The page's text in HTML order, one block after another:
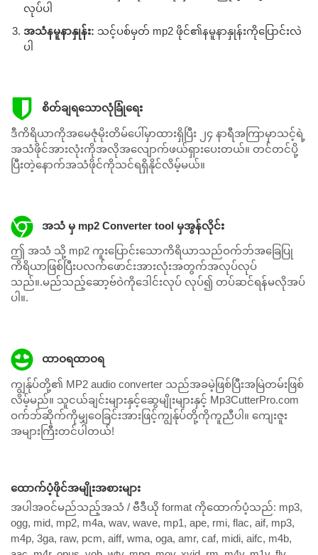
လုပ်ပါ
အသံနမူနာနှုန်း: သင့်ပစ်မှတ် mp2 ဖိုင်၏နမူနာနှုန်းကိုပြောင်းလဲ
ပါ
စိတ်ချရသောလုံခြုံရေး
ဒီကိရိယာကိုအမေဇုံမိုးတိမ်ပေါ်မှာထားရှိပြီး ၂၄ နာရီအကြာမှာသင့်ရဲ့
အသံဖိုင်အားလုံးကိုအလိုအလျောက်ဖယ်ရှားပေးတယ်။ တင်တင်ပို့
ပြီးတဲ့နောက်အသံဖိုင်ကိုသင်ရရှိနိုင်လိမ့်မယ်။
အသံ မှ mp2 Converter tool မှအွန်လိုင်း
ဤ အသံ သို့ mp2 ကူးပြောင်းသောကိရိယာသည်ဝက်ဘ်အခြေပြု
ကိရိယာဖြစ်ပြီးပလက်ဖောင်းအားလုံးအတွက်အလုပ်လုပ်
သည်။.မည်သည့်ဆော့ဗ်ဝဲကိုဒေါင်းလုပ် လုပ်၍ တပ်ဆင်ရန်မလိုအပ်
ပါ။.
ထာဝရထာဝရ
ကျွန်ုပ်တို့၏ MP2 audio converter သည်အခမဲ့ဖြစ်ပြီးအမြဲတမ်းဖြစ်
လိမ့်မည်။ သူငယ်ချင်းများနှင့်ဆွေမျိုးများနှင့် Mp3CutterPro.com
ဝက်ဘ်ဆိုက်ကိုမျှဝေခြင်းအားဖြင့်ကျွန်ုပ်တို့ကိုကူညီပါ။ ကျေးဇူး
အများကြီးတင်ပါတယ်!
ထောက်ပံ့ဖိုင်အမျိုးအစားများ
အပါအဝင်မည်သည့်အသံ / ဗီဒီယို format ကိုထောက်ပံ့သည်: mp3,
ogg, mid, mp2, m4a, wav, wave, mp1, ape, rmi, flac, aif, mp3,
m4p, 3ga, raw, pcm, aiff, wma, oga, amr, caf, midi, aifc, m4b,